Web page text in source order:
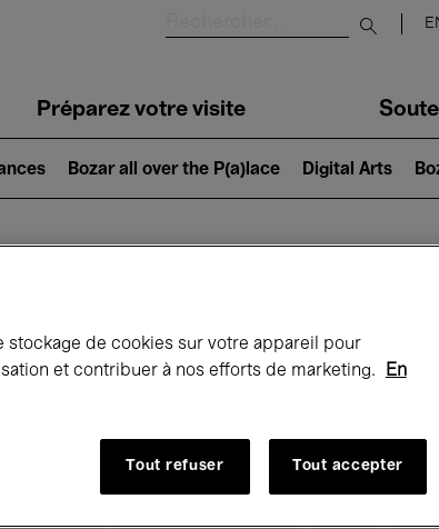
Submit
Préparez votre visite
Bozar all over the P(a)lace Digital Arts
à Bozar
stockage de cookies sur votre appareil pour
et contribuer à nos efforts de marketing.
En
Tout refuser Tout accepter